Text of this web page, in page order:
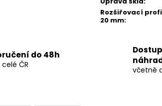
Rozšiřovací
20 mm:
do 48h
ČR
včetně